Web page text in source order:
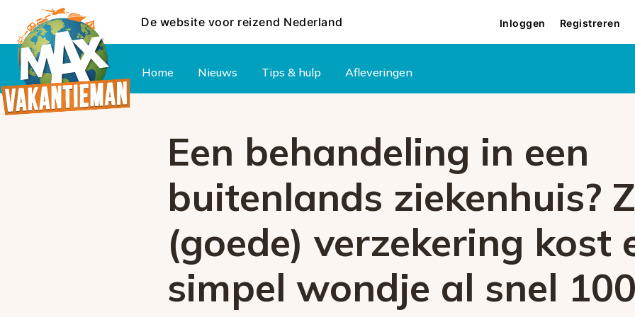
De website voor reizend Nederland Inloggen Registreren
Home Nieuws Tips & hulp Afleveringen
Een behandeling in een
buitenlands ziekenhuis?
(goede) verzekering kost
simpel wondje al snel